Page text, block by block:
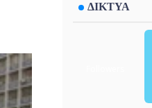
ΔΙΚΤΥΑ